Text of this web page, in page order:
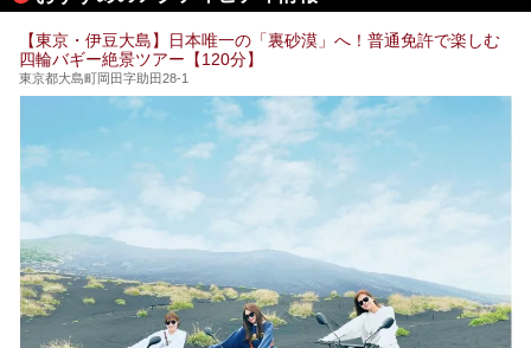
そこで本記事では、東京でおすすめのスーパー銭湯を、目的
24時間営業で宿泊できる施設や、1,000円以下で楽しめる安
い施設、デートや休日レジャーにもぴったりなエンタメ要素
が充実した施設など、利用のシーンに合わせて参考にしてく
ださい。
【東京・伊豆大島】日本唯一の「裏砂漠」へ！普通免許で楽しむ
四輪バギー絶景ツアー【120分】
東京都大島町岡田字助田28-1